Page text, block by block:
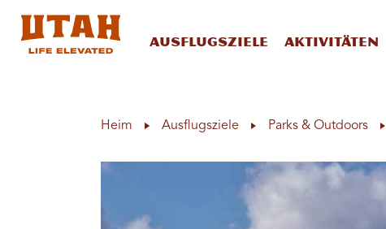
Ausflugsziele Aktivitäten
Heim Ausflugsziele Parks & Outdoors